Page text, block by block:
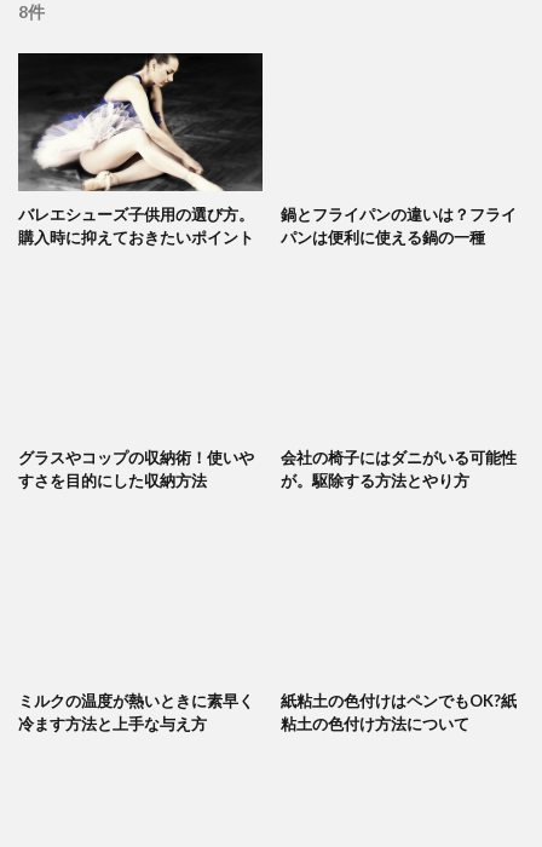
8件
バレエシューズ子供用の選び方。
購入時に抑えておきたいポイント
鍋とフライパンの違いは？フライ
パンは便利に使える鍋の一種
グラスやコップの収納術！使いや
すさを目的にした収納方法
会社の椅子にはダニがいる可能性
が。駆除する方法とやり方
ミルクの温度が熱いときに素早く
冷ます方法と上手な与え方
紙粘土の色付けはペンでもOK?紙
粘土の色付け方法について